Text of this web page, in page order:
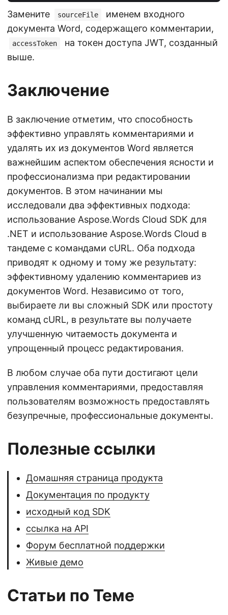
Замените sourceFile
именем входного
документа Word, содержащего комментарии,
accessToken
на токен доступа JWT, созданный
выше.
Заключение
В заключение отметим, что способность
эффективно управлять комментариями и
удалять их из документов Word является
важнейшим аспектом обеспечения ясности и
профессионализма при редактировании
документов. В этом начинании мы
исследовали два эффективных подхода:
использование Aspose.Words Cloud SDK для
.NET и использование Aspose.Words Cloud в
тандеме с командами cURL. Оба подхода
приводят к одному и тому же результату:
эффективному удалению комментариев из
документов Word. Независимо от того,
выбираете ли вы сложный SDK или простоту
команд cURL, в результате вы получаете
улучшенную читаемость документа и
упрощенный процесс редактирования.
В любом случае оба пути достигают цели
управления комментариями, предоставляя
пользователям возможность предоставлять
безупречные, профессиональные документы.
Полезные ссылки
Домашняя страница продукта
Документация по продукту
исходный код SDK
ссылка на API
Форум бесплатной поддержки
Живые демо
Статьи по Теме